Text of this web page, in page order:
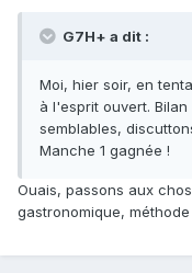
G7H+ a dit :
Moi, hier soir, en
à l'esprit ouvert.
semblables,
Manche 1 gagnée !
Ouais, passons aux
gastronomique,